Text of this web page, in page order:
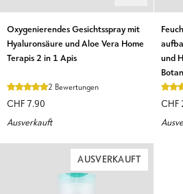
Oxygenierendes
Gesichtsspray
mit
und
Vera
Home
Oxygenierendes Gesichtsspray mit
Hyaluronsäure und Aloe Vera Home
Terapis 2 in 1 Apis
2 Bewertungen
CHF 7.90
Ausverkauft
und
Toner
mit
und
und
CHF
AUSVERKAUFT